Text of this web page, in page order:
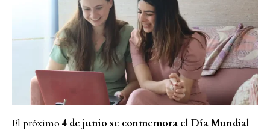
El próximo 4 de junio se conmemora el Día Mundial